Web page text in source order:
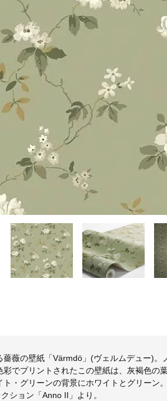
薔薇の壁紙「Värmdö」(ヴェルムデュー)
でプリントされたこの壁紙は、灰褐色の
・グリーンの背景にホワイトとグリーン
ション「Anno II」より。